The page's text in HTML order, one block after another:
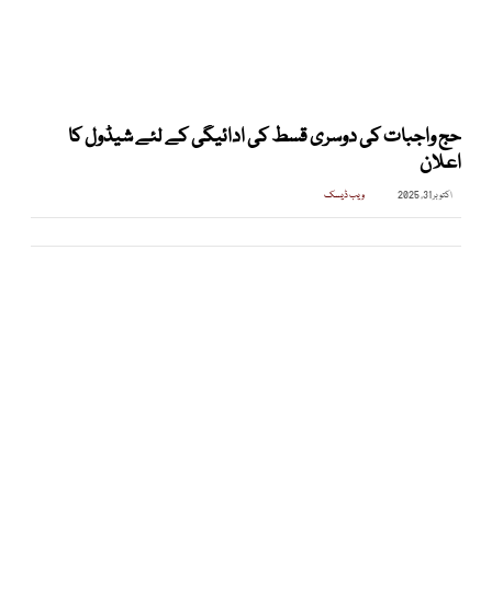
حج واجبات کی دوسری قسط کی ادائیگی کے لئے شیڈول کا
اعلان
اکتوبر 31, 2025 ویب ڈیسک